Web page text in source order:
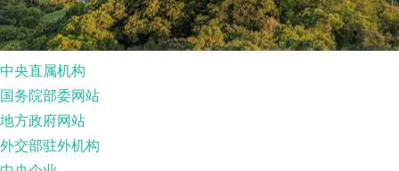
中央直属机构
国务院部委网站
地方政府网站
外交部驻外机构